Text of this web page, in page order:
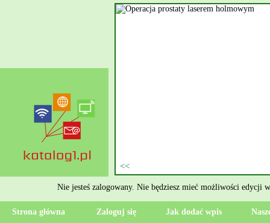
rzetelne układanie płytek
Rzeszów i dbamy o to,
gdy Twoja przestrzeń
przywracając ponownie
Nie jesteś zalogowany. Nie będziesz mieć możliwości edycji
Strona główna Zaloguj się Jak dodać wpis